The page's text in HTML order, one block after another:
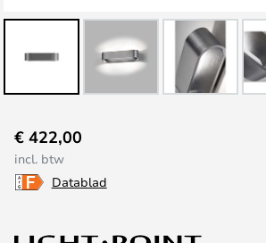
naar
het
begin
de
€ 422,00
incl. btw
Datablad